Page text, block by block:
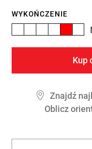
WYKOŃCZENIE
Kup
Znajdź
Oblicz